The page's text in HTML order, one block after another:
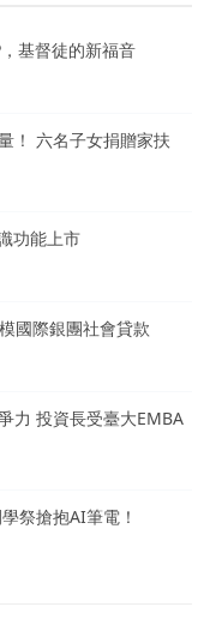
基督徒的新福音
！ 六名子女捐贈家扶
功能上市
國際銀團社會貸款
力 投資長受臺大EMBA
祭搶抱AI筆電！